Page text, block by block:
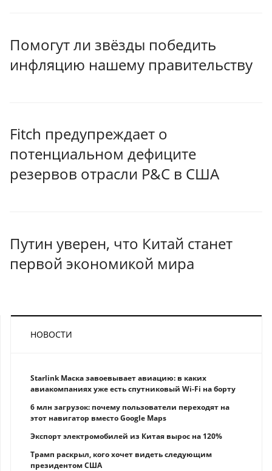
Помогут ли звёзды победить
инфляцию нашему правительству
Fitch предупреждает о
потенциальном дефиците
резервов отрасли P&C в США
Путин уверен, что Китай станет
первой экономикой мира
НОВОСТИ
Starlink Маска завоевывает авиацию: в каких
авиакомпаниях уже есть спутниковый Wi-Fi на борту
6 млн загрузок: почему пользователи переходят на
этот навигатор вместо Google Maps
Экспорт электромобилей из Китая вырос на 120%
Трамп раскрыл, кого хочет видеть следующим
президентом США